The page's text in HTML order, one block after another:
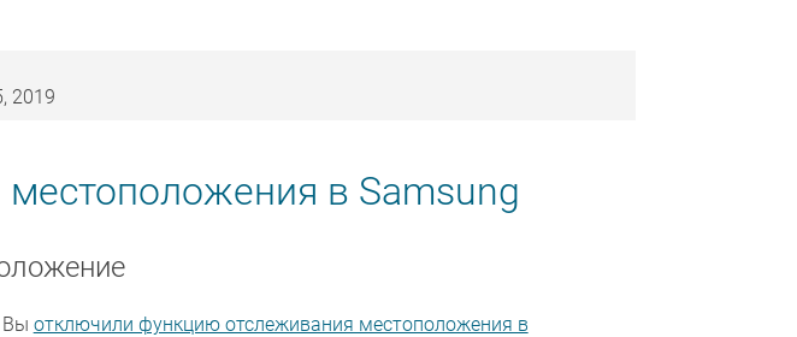
2019
в Samsung
Вы отключили функцию отслеживания местоположения в